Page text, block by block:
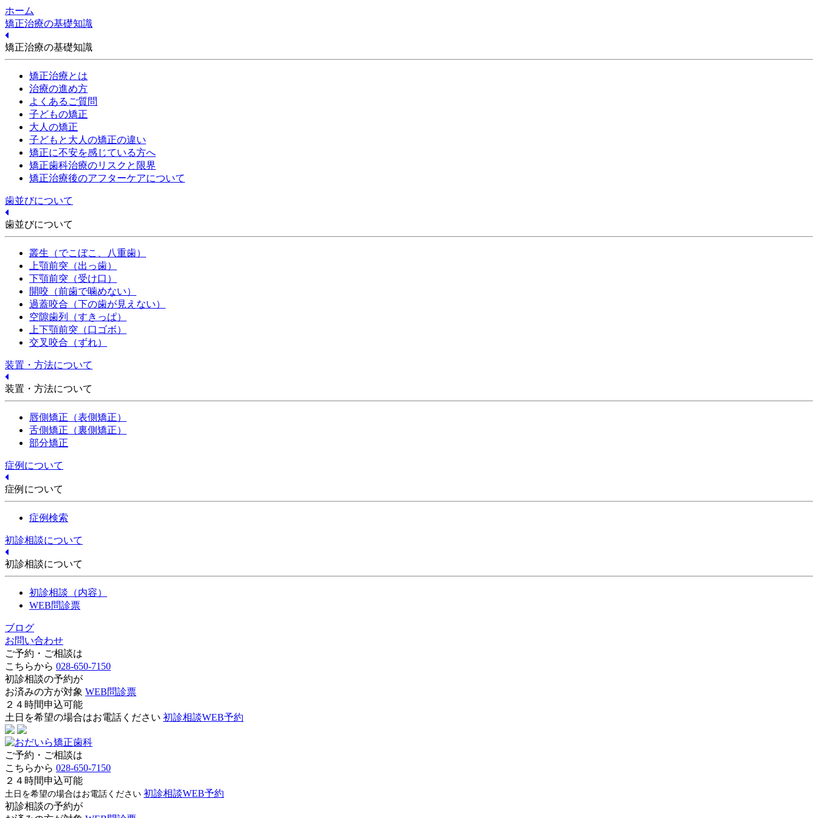
ホーム
矯正治療の基礎知識
矯正治療の基礎知識
矯正治療とは
治療の進め方
よくあるご質問
子どもの矯正
大人の矯正
子どもと大人の矯正の違い
矯正に不安を感じている方へ
矯正歯科治療のリスクと限界
矯正治療後のアフターケアについて
歯並びについて
歯並びについて
叢生（でこぼこ、八重歯）
上顎前突（出っ歯）
下顎前突（受け口）
開咬（前歯で噛めない）
過蓋咬合（下の歯が見えない）
空隙歯列（すきっぱ）
上下顎前突（口ゴボ）
交叉咬合（ずれ）
装置・方法について
装置・方法について
唇側矯正（表側矯正）
舌側矯正（裏側矯正）
部分矯正
症例について
症例について
症例検索
初診相談について
初診相談について
初診相談（内容）
WEB問診票
ブログ
お問い合わせ
ご予約・ご相談は
こちらから 028-650-7150
初診相談の予約が
お済みの方が対象 WEB問診票
２４時間申込可能
土日を希望の場合はお電話ください 初診相談WEB予約
ご予約・ご相談は
こちらから 028-650-7150
２４時間申込可能
土日を希望の場合はお電話ください 初診相談WEB予約
初診相談の予約が